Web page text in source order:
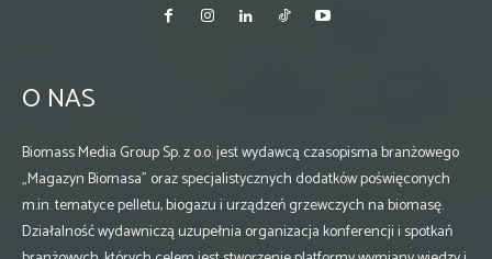
O NAS
Biomass Media Group Sp. z o.o. jest wydawcą czasopisma branżowego
„Magazyn Biomasa” oraz specjalistycznych dodatków poświęconych
m.in. tematyce pelletu, biogazu i urządzeń grzewczych na biomasę.
Działalność wydawniczą uzupełnia organizacja konferencji i spotkań